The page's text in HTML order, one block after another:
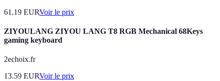
61.19 EURVoir le prix
ZIYOULANG ZIYOU LANG T8 RGB Mechanical 68Keys
gaming keyboard
2echoix.fr
13.59 EURVoir le prix